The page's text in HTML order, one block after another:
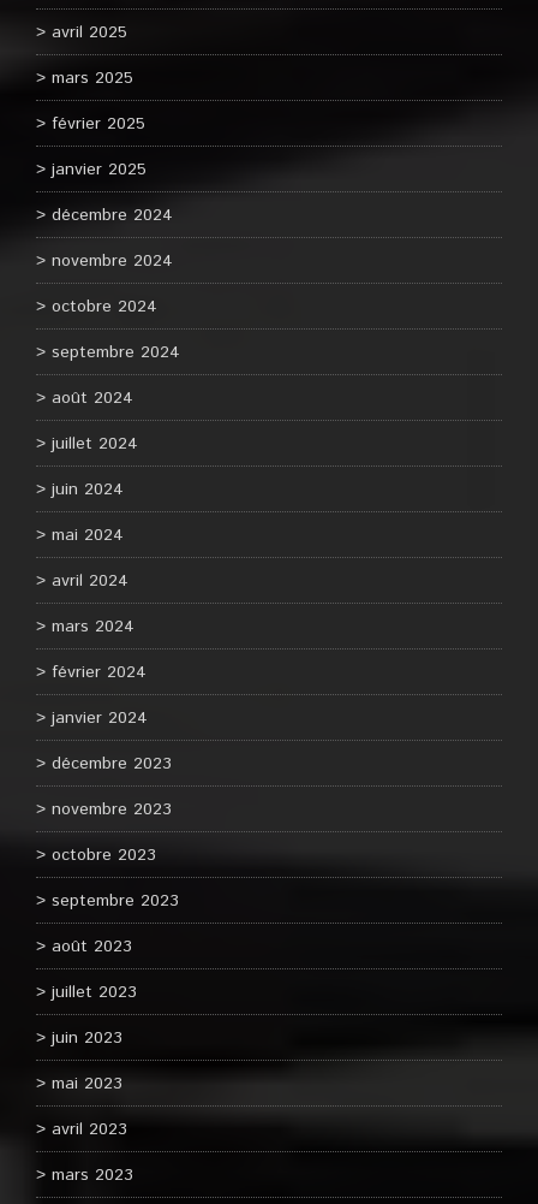
avril 2025
mars 2025
février 2025
janvier 2025
décembre 2024
novembre 2024
octobre 2024
septembre 2024
août 2024
juillet 2024
juin 2024
mai 2024
avril 2024
mars 2024
février 2024
janvier 2024
décembre 2023
novembre 2023
octobre 2023
septembre 2023
août 2023
juillet 2023
juin 2023
mai 2023
avril 2023
mars 2023